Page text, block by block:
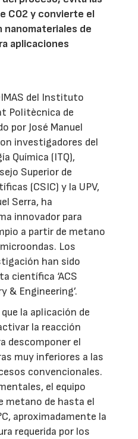
CO2 y convierte el
nanomateriales de
aplicaciones
del Instituto
Politècnica de
por José Manuel
investigadores del
Química (ITQ),
Superior de
(CSIC) y la UPV,
Serra, ha
innovador para
a partir de metano
Los
han sido
científica ‘ACS
& Engineering’.
la aplicación de
la reacción
descomponer el
muy inferiores a las
convencionales.
el equipo
metano de hasta el
aproximadamente la
requerida por los